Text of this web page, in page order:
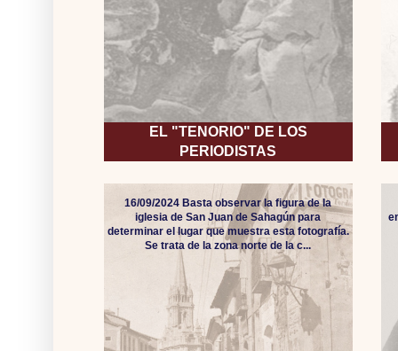
EL "TENORIO" DE LOS
PERIODISTAS
16/09/2024 Basta observar la figura de la
iglesia de San Juan de Sahagún para
determinar el lugar que muestra esta fotografía.
Se trata de la zona norte de la c...